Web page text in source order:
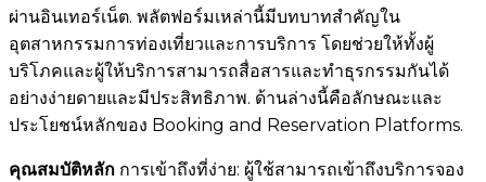
ผ่านอินเทอร์เน็ต. พลัตฟอร์มเหล่านี้มีบทบาทสำคัญใน
อุตสาหกรรมการท่องเที่ยวและการบริการ โดยช่วยให้ทั้งผู้
บริโภคและผู้ให้บริการสามารถสื่อสารและทำธุรกรรมกันได้
อย่างง่ายดายและมีประสิทธิภาพ. ด้านล่างนี้คือลักษณะและ
ประโยชน์หลักของ Booking and Reservation Platforms.
คุณสมบัติหลัก การเข้าถึงที่ง่าย: ผู้ใช้สามารถเข้าถึงบริการจอง